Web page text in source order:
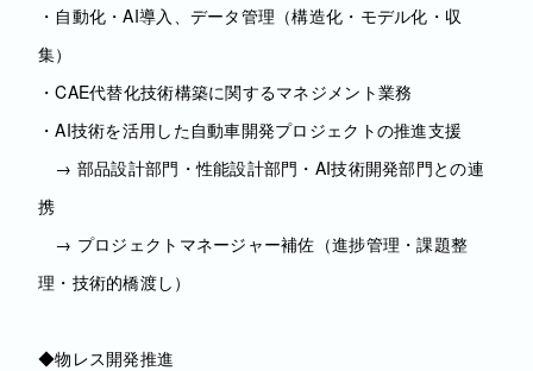
・自動化・AI導入、データ管理（構造化・モデル化・収
集）
・CAE代替化技術構築に関するマネジメント業務
・AI技術を活用した自動車開発プロジェクトの推進支援
→ 部品設計部門・性能設計部門・AI技術開発部門との連
携
→ プロジェクトマネージャー補佐（進捗管理・課題整
理・技術的橋渡し）
◆物レス開発推進